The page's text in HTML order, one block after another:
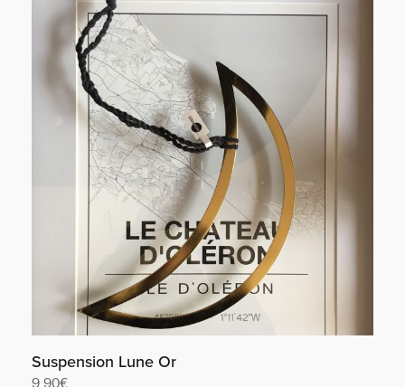
Suspension Lune Or
9,90€